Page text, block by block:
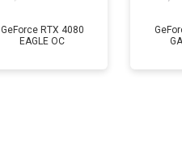
GeForce RTX 4080
EAGLE OC